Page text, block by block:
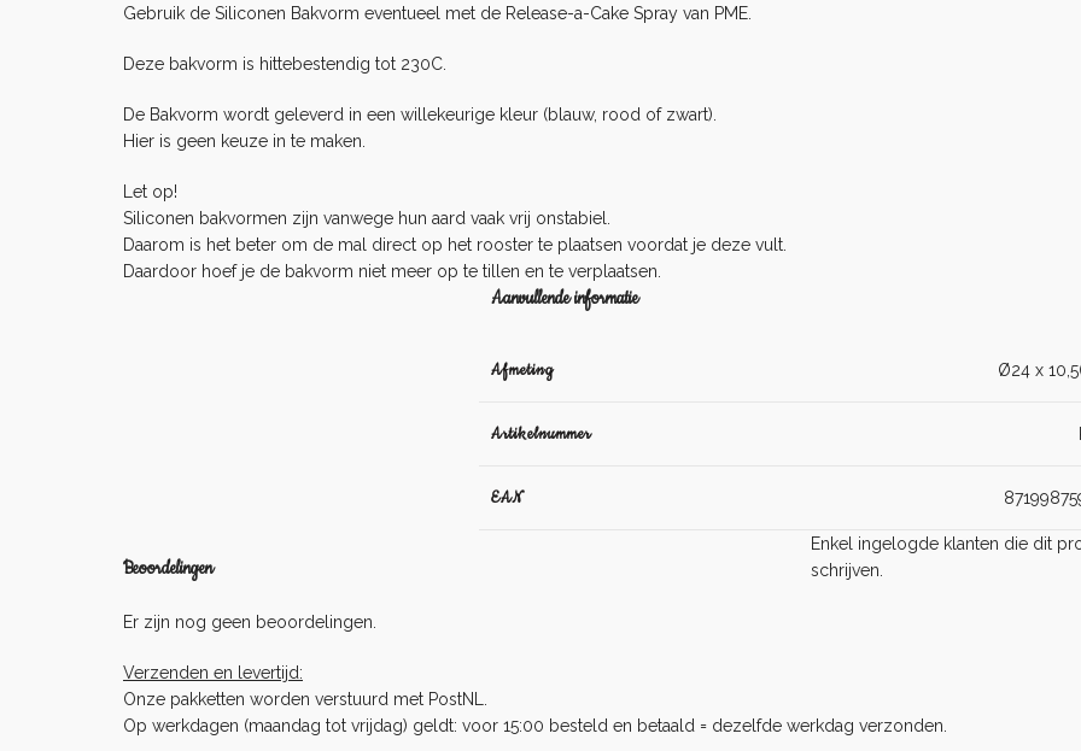
Gebruik de Siliconen Bakvorm eventueel met de Release-a-Cake Spray van PME.
Deze bakvorm is hittebestendig tot 230C.
De Bakvorm wordt geleverd in een willekeurige kleur (blauw, rood of zwart).
Hier is geen keuze in te maken.
Let op!
Siliconen bakvormen zijn vanwege hun aard vaak vrij onstabiel.
Daarom is het beter om de mal direct op het rooster te plaatsen voordat je deze vult.
Daardoor hoef je de bakvorm niet meer op te tillen en te verplaatsen.
Aanvullende informatie
Afmeting Ø24 x
Artikelnummer
EAN
Beoordelingen
Er zijn nog geen beoordelingen.
Enkel ingelogde klanten die dit
schrijven.
Verzenden en levertijd:
Onze pakketten worden verstuurd met PostNL.
Op werkdagen (maandag tot vrijdag) geldt: voor 15:00 besteld en betaald = dezelfde werkdag verzonden.